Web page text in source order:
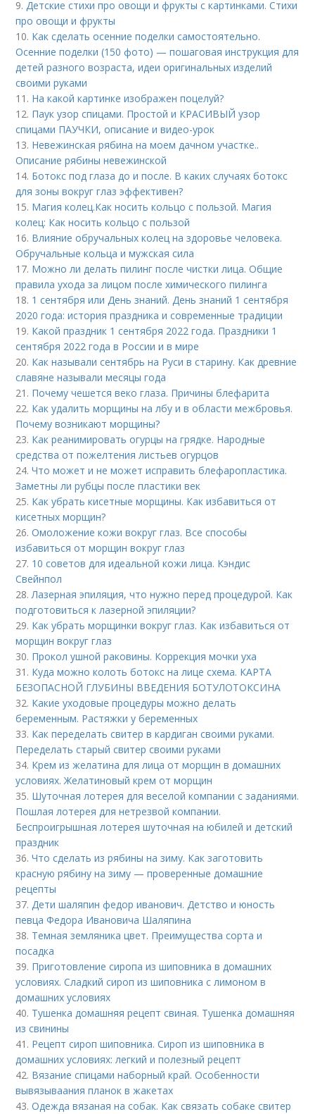
9.Детские стихи про овощи и фрукты с картинками. Стихи
про овощи и фрукты
10. Как сделать осенние поделки самостоятельно.
Осенние поделки (150 фото) — пошаговая инструкция для
детей разного возраста, идеи оригинальных изделий
своими руками
11. На какой картинке изображен поцелуй?
12. Паук узор спицами. Простой и КРАСИВЫЙ узор
спицами ПАУЧКИ, описание и видео-урок
13. Невежинская рябина на моем дачном участке..
Описание рябины невежинской
14. Ботокс под глаза до и после. В каких случаях ботокс
для зоны вокруг глаз эффективен?
15. Магия колец.Как носить кольцо с пользой. Магия
колец: Как носить кольцо с пользой
16. Влияние обручальных колец на здоровье человека.
Обручальные кольца и мужская сила
17. Можно ли делать пилинг после чистки лица. Общие
правила ухода за лицом после химического пилинга
18. 1 сентября или День знаний. День знаний 1 сентября
2020 года: история праздника и современные традиции
19. Какой праздник 1 сентября 2022 года. Праздники 1
сентября 2022 года в России и в мире
20. Как называли сентябрь на Руси в старину. Как древние
славяне называли месяцы года
21. Почему чешется веко глаза. Причины блефарита
22. Как удалить морщины на лбу и в области межбровья.
Почему возникают морщины?
23. Как реанимировать огурцы на грядке. Народные
средства от пожелтения листьев огурцов
24.Что может и не может исправить блефаропластика.
Заметны ли рубцы после пластики век
25. Как убрать кисетные морщины. Как избавиться от
кисетных морщин?
26.Омоложение кожи вокруг глаз. Все способы
избавиться от морщин вокруг глаз
27. 10 советов для идеальной кожи лица. Кэндис
Свейнпол
28.Лазерная эпиляция, что нужно перед процедурой. Как
подготовиться к лазерной эпиляции?
29. Как убрать морщинки вокруг глаз. Как избавиться от
морщин вокруг глаз
30. Прокол ушной раковины. Коррекция мочки уха
31. Куда можно колоть ботокс на лице схема. КАРТА
БЕЗОПАСНОЙ ГЛУБИНЫ ВВЕДЕНИЯ БОТУЛОТОКСИНА
32. Какие уходовые процедуры можно делать
беременным. Растяжки у беременных
33. Как переделать свитер в кардиган своими руками.
Переделать старый свитер своими руками
34. Крем из желатина для лица от морщин в домашних
условиях. Желатиновый крем от морщин
35. Шуточная лотерея для веселой компании с заданиями.
Пошлая лотерея для нетрезвой компании.
Беспроигрышная лотерея шуточная на юбилей и детский
праздник
36.Что сделать из рябины на зиму. Как заготовить
красную рябину на зиму — проверенные домашние
рецепты
37.Дети шаляпин федор иванович. Детство и юность
певца Федора Ивановича Шаляпина
38. Темная земляника цвет. Преимущества сорта и
посадка
39. Приготовление сиропа из шиповника в домашних
условиях. Сладкий сироп из шиповника с лимоном в
домашних условиях
40. Тушенка домашняя рецепт свиная. Тушенка домашняя
из свинины
41. Рецепт сироп шиповника. Сироп из шиповника в
домашних условиях: легкий и полезный рецепт
42. Вязание спицами наборный край. Особенности
вывязываания планок в жакетах
43.Одежда вязаная на собак. Как связать собаке свитер